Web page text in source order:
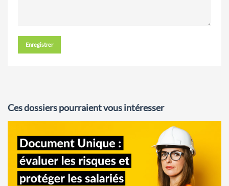
Enregistrer
Ces dossiers pourraient vous intéresser